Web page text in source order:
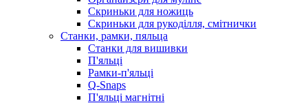
Скриньки для ножиць
Скриньки для рукоділля, смітнички
Станки, рамки, пяльца
Станки для вишивки
П'яльці
Рамки-п'яльці
Q-Snaps
П'яльці магнітні